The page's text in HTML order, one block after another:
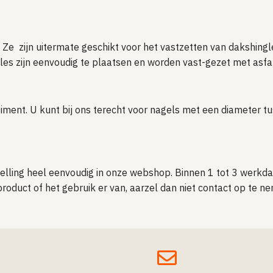
zijn uitermate geschikt voor het vastzetten van
zijn eenvoudig te plaatsen en worden vast-gezet met
U kunt bij ons terecht voor nagels met een diameter
heel eenvoudig in onze webshop. Binnen 1 tot 3
of het gebruik er van, aarzel dan niet contact op te